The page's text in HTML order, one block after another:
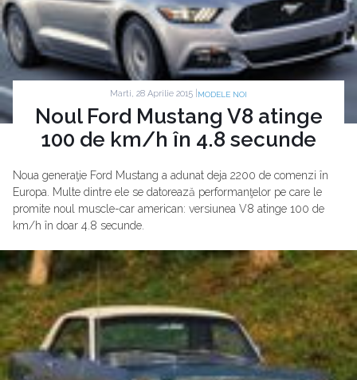
Marti, 28 Aprilie 2015 | MODELE NOI
Noul Ford Mustang V8 atinge
100 de km/h în 4.8 secunde
Noua generaţie Ford Mustang a adunat deja 2200 de comenzi în
Europa. Multe dintre ele se datorează performanţelor pe care le
promite noul muscle-car american: versiunea V8 atinge 100 de
km/h în doar 4.8 secunde.